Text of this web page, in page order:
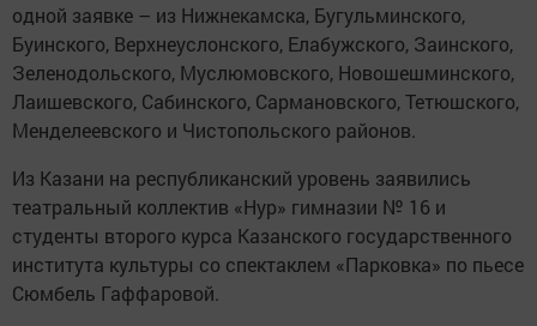
одной заявке – из Нижнекамска, Бугульминского,
Буинского, Верхнеуслонского, Елабужского, Заинского,
Зеленодольского, Муслюмовского, Новошешминского,
Лаишевского, Сабинского, Сармановского, Тетюшского,
Менделеевского и Чистопольского районов.
Из Казани на республиканский уровень заявились
театральный коллектив «Нур» гимназии № 16 и
студенты второго курса Казанского государственного
института культуры со спектаклем «Парковка» по пьесе
Сюмбель Гаффаровой.